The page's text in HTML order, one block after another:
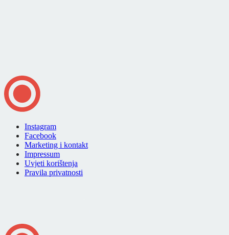
Instagram
Facebook
Marketing i kontakt
Impressum
Uvjeti korištenja
Pravila privatnosti